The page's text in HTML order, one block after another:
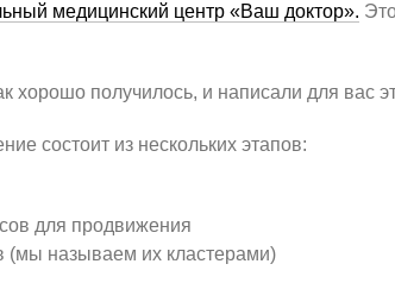
медицинский центр «Ваш доктор».
хорошо получилось, и написали для вас
состоит из нескольких этапов:
для продвижения
(мы называем их кластерами)